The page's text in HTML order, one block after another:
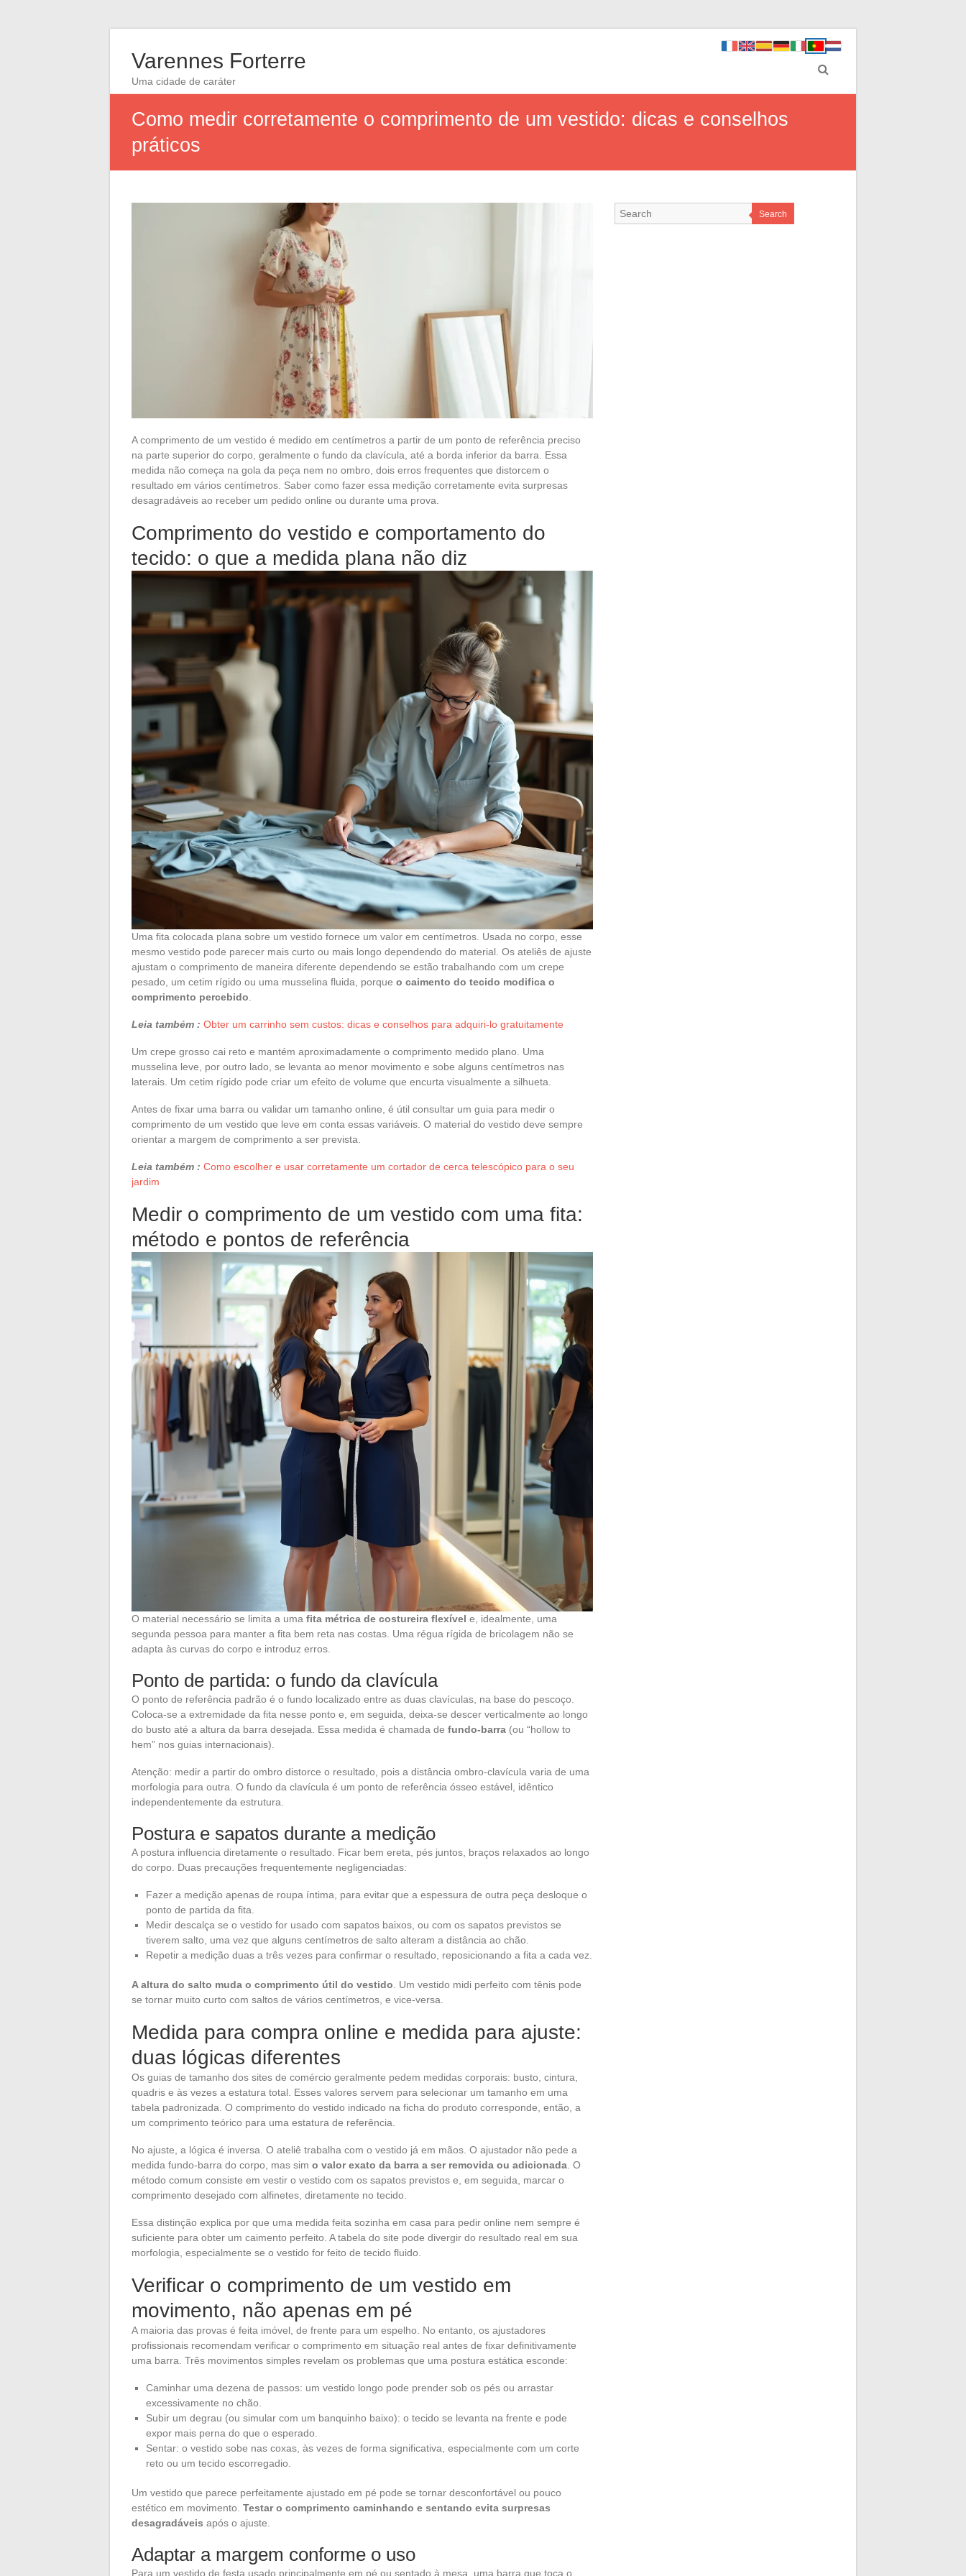
Varennes Forterre
Uma cidade de caráter
Como medir corretamente o comprimento de um vestido: dicas e conselhos
práticos
A comprimento de um vestido é medido em centímetros a partir de um ponto de referência preciso
na parte superior do corpo, geralmente o fundo da clavícula, até a borda inferior da barra. Essa
medida não começa na gola da peça nem no ombro, dois erros frequentes que distorcem o
resultado em vários centímetros. Saber como fazer essa medição corretamente evita surpresas
desagradáveis ao receber um pedido online ou durante uma prova.
Comprimento do vestido e comportamento do
tecido: o que a medida plana não diz
Uma fita colocada plana sobre um vestido fornece um valor em centímetros. Usada no corpo, esse
mesmo vestido pode parecer mais curto ou mais longo dependendo do material. Os ateliês de ajuste
ajustam o comprimento de maneira diferente dependendo se estão trabalhando com um crepe
pesado, um cetim rígido ou uma musselina fluida, porque o caimento do tecido modifica o
comprimento percebido.
Leia também : Obter um carrinho sem custos: dicas e conselhos para adquiri-lo gratuitamente
Um crepe grosso cai reto e mantém aproximadamente o comprimento medido plano. Uma
musselina leve, por outro lado, se levanta ao menor movimento e sobe alguns centímetros nas
laterais. Um cetim rígido pode criar um efeito de volume que encurta visualmente a silhueta.
Antes de fixar uma barra ou validar um tamanho online, é útil consultar um guia para medir o
comprimento de um vestido que leve em conta essas variáveis. O material do vestido deve sempre
orientar a margem de comprimento a ser prevista.
Leia também : Como escolher e usar corretamente um cortador de cerca telescópico para o seu
jardim
Medir o comprimento de um vestido com uma fita:
método e pontos de referência
O material necessário se limita a uma fita métrica de costureira flexível e, idealmente, uma
segunda pessoa para manter a fita bem reta nas costas. Uma régua rígida de bricolagem não se
adapta às curvas do corpo e introduz erros.
Ponto de partida: o fundo da clavícula
O ponto de referência padrão é o fundo localizado entre as duas clavículas, na base do pescoço.
Coloca-se a extremidade da fita nesse ponto e, em seguida, deixa-se descer verticalmente ao longo
do busto até a altura da barra desejada. Essa medida é chamada de fundo-barra (ou “hollow to
hem” nos guias internacionais).
Atenção: medir a partir do ombro distorce o resultado, pois a distância ombro-clavícula varia de uma
morfologia para outra. O fundo da clavícula é um ponto de referência ósseo estável, idêntico
independentemente da estrutura.
Postura e sapatos durante a medição
A postura influencia diretamente o resultado. Ficar bem ereta, pés juntos, braços relaxados ao longo
do corpo. Duas precauções frequentemente negligenciadas:
Fazer a medição apenas de roupa íntima, para evitar que a espessura de outra peça desloque o
ponto de partida da fita.
Medir descalça se o vestido for usado com sapatos baixos, ou com os sapatos previstos se
tiverem salto, uma vez que alguns centímetros de salto alteram a distância ao chão.
Repetir a medição duas a três vezes para confirmar o resultado, reposicionando a fita a cada vez.
A altura do salto muda o comprimento útil do vestido . Um vestido midi perfeito com tênis pode
se tornar muito curto com saltos de vários centímetros, e vice-versa.
Medida para compra online e medida para ajuste:
duas lógicas diferentes
Os guias de tamanho dos sites de comércio geralmente pedem medidas corporais: busto, cintura,
quadris e às vezes a estatura total. Esses valores servem para selecionar um tamanho em uma
tabela padronizada. O comprimento do vestido indicado na ficha do produto corresponde, então, a
um comprimento teórico para uma estatura de referência.
No ajuste, a lógica é inversa. O ateliê trabalha com o vestido já em mãos. O ajustador não pede a
medida fundo-barra do corpo, mas sim o valor exato da barra a ser removida ou adicionada . O
método comum consiste em vestir o vestido com os sapatos previstos e, em seguida, marcar o
comprimento desejado com alfinetes, diretamente no tecido.
Essa distinção explica por que uma medida feita sozinha em casa para pedir online nem sempre é
suficiente para obter um caimento perfeito. A tabela do site pode divergir do resultado real em sua
morfologia, especialmente se o vestido for feito de tecido fluido.
Verificar o comprimento de um vestido em
movimento, não apenas em pé
A maioria das provas é feita imóvel, de frente para um espelho. No entanto, os ajustadores
profissionais recomendam verificar o comprimento em situação real antes de fixar definitivamente
uma barra. Três movimentos simples revelam os problemas que uma postura estática esconde:
Caminhar uma dezena de passos: um vestido longo pode prender sob os pés ou arrastar
excessivamente no chão.
Subir um degrau (ou simular com um banquinho baixo): o tecido se levanta na frente e pode
expor mais perna do que o esperado.
Sentar: o vestido sobe nas coxas, às vezes de forma significativa, especialmente com um corte
reto ou um tecido escorregadio.
Um vestido que parece perfeitamente ajustado em pé pode se tornar desconfortável ou pouco
estético em movimento. Testar o comprimento caminhando e sentando evita surpresas
desagradáveis após o ajuste.
Adaptar a margem conforme o uso
Para um vestido de festa usado principalmente em pé ou sentado à mesa, uma barra que toca o
Search